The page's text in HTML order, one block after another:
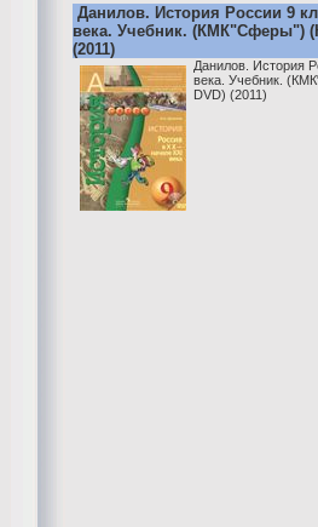
Данилов. История России 9
века. Учебник. (КМК"Сферы")
(2011)
Данилов. История
века. Учебник.
DVD) (2011)